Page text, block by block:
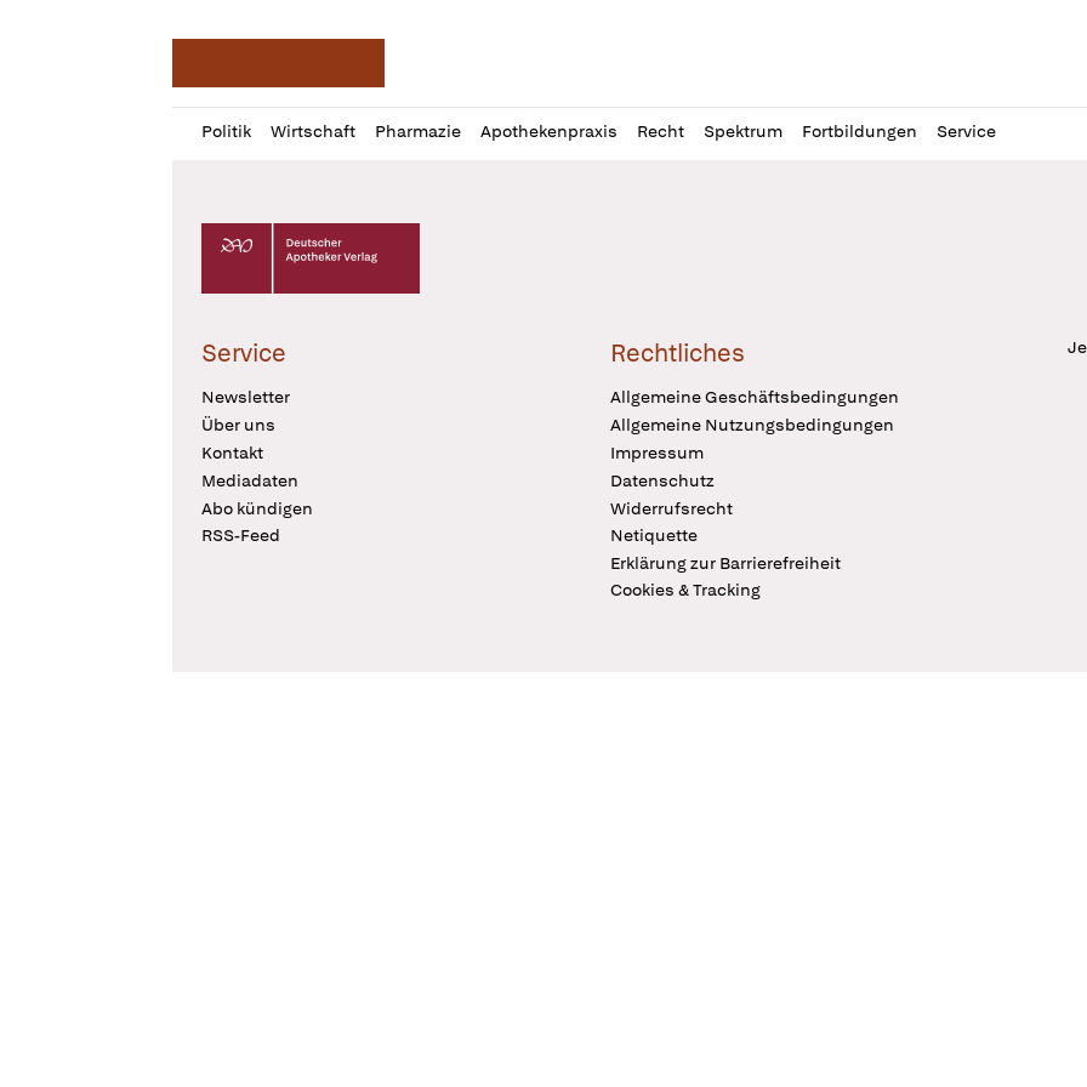
Politik Wirtschaft Pharmazie Apothekenpraxis Recht Spektrum Fortbildungen Service
Profil
öffnen
Daz
Pur
Deutscher Apotheker Verlag Logo
Service
Newsletter
Über uns
Kontakt
Mediadaten
Abo kündigen
RSS-Feed
Rechtliches
Allgemeine Geschäftsbedingungen
Allgemeine Nutzungsbedingungen
Impressum
Datenschutz
Widerrufsrecht
Netiquette
Erklärung zur Barrierefreiheit
Cookies & Tracking